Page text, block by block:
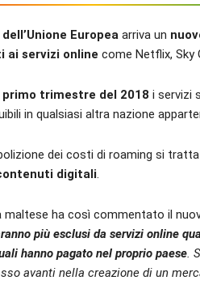
Europea arriva un
ai servizi online come Netflix, Sky
trimestre del 2018 i servizi
in qualsiasi altra nazione
dei costi di roaming si
digitali.
maltese ha così commentato il
più esclusi da servizi online
hanno pagato nel proprio paese.
avanti nella creazione di un